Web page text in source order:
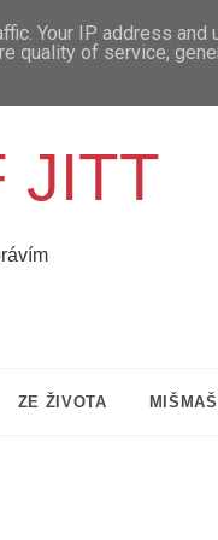
JITT
ZE ŽIVOTA MIŠMAŠ
Your IP address and
quality of service,